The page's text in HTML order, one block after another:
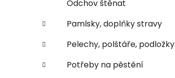
l
Odchov štěnat
Pamlsky, doplňky stravy
Pelechy, polštáře, podložky
Potřeby na pěstění